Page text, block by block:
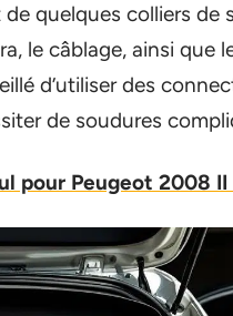
quelques colliers de
le câblage, ainsi que
d’utiliser des
de soudures
pour Peugeot 2008